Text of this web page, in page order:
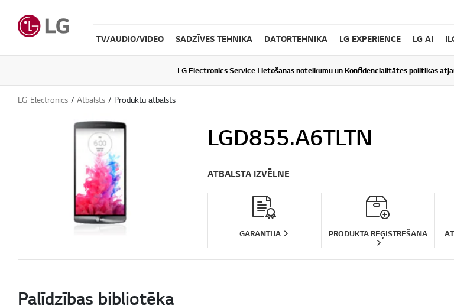
TV/AUDIO/VIDEO SADZĪVES TEHNIKA DATORTEHNIKA LG EXPERIENCE LG AI
LG Electronics Service Lietošanas noteikumu un Konfidencialitātes politikas
LG Electronics Atbalsts Produktu atbalsts
LGD855.A6TLTN
ATBALSTA IZVĒLNE
GARANTIJA PRODUKTA REĢISTRĒŠANA
Palīdzības bibliotēka